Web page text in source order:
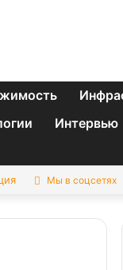
Интервью
Мы в соцсетях